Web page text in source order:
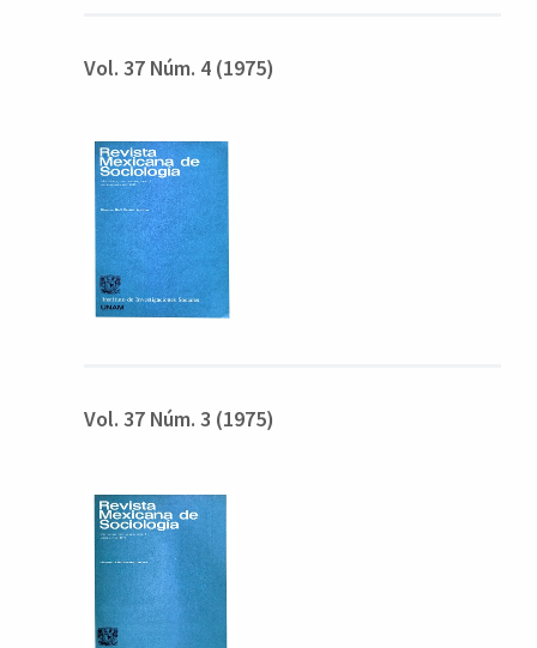
Vol. 37 Núm. 4 (1975)
Vol. 37 Núm. 3 (1975)